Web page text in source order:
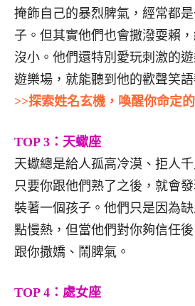
掩飾自己的暴烈脾氣，經常都
子。但其實他們也會撒潑耍賴
沒小。他們還特別愛玩刺激的
遊樂場，就能聽到他的歡聲笑語
>>探索姓名玄機，喚醒你命定的
TOP 3：天蠍座
天蠍總是給人孤高冷漠、拒人
只要你跟他們熟了之後，就會
裝著一個孩子。他們只是因為
點慢熱，但當他們對你夠信任
跟你撒嬌、鬧脾氣。
TOP 4：處女座